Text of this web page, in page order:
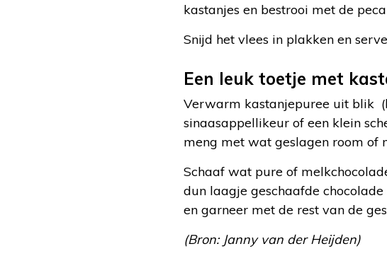
kastanjes en bestrooi met de
Snijd het vlees in plakken en
Een leuk toetje met
Verwarm kastanjepuree uit blik
sinaasappellikeur of een klein
meng met wat geslagen room of
Schaaf wat pure of
dun laagje geschaafde
en garneer met de rest van de
(Bron: Janny van der Heijden)